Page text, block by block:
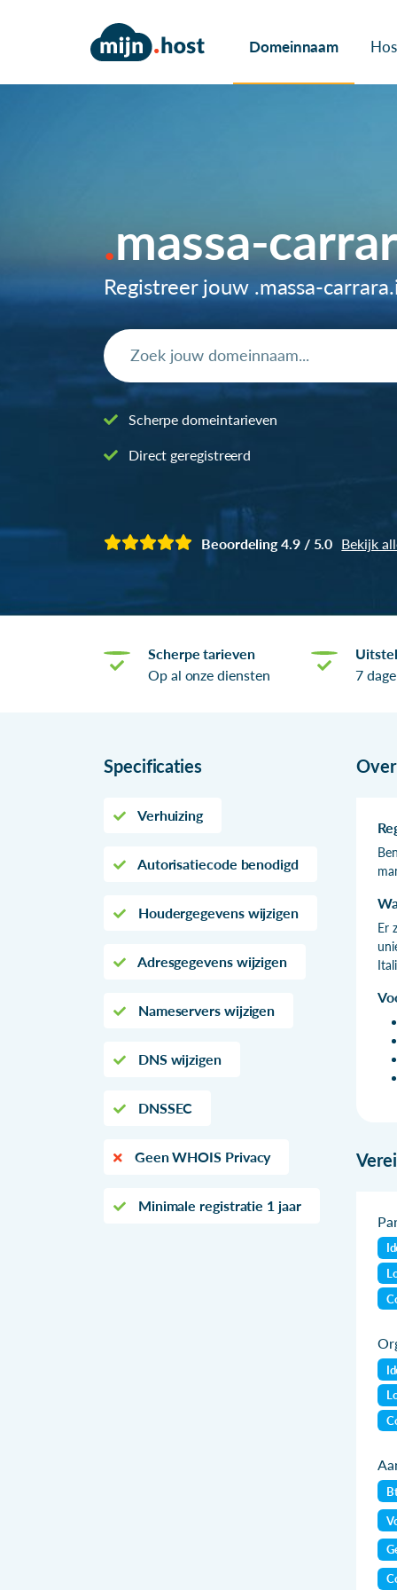
Domeinnaam
massa-
Registreer jouw .massa-
Scherpe domeintarieven
Direct geregistreerd
Beoordeling 4.9 / 5.0 Bekijk
Scherpe tarieven
Op al onze diensten
7
Specificaties
Verhuizing
Autorisatiecode benodigd
Houdergegevens wijzigen
Adresgegevens wijzigen
Nameservers wijzigen
DNS wijzigen
DNSSEC
Geen WHOIS Privacy
Minimale registratie 1 jaar
Over
Er